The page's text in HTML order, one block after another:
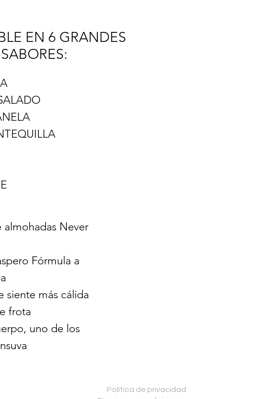
EN 6 GRANDES
SABORES:
Never
Fórmula a
siente más cálida
frota
uno de los
Política de privacidad